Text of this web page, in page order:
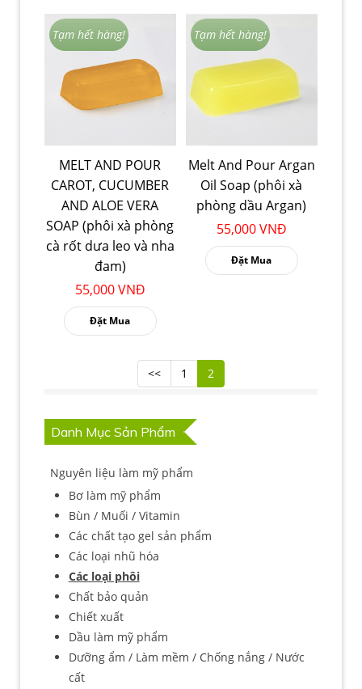
Tạm hết hàng!
MELT AND POUR
CAROT, CUCUMBER
AND ALOE VERA
SOAP (phôi xà phòng
cà rốt dưa leo và nha
đam)
55,000 VNĐ
Đặt Mua
Tạm hết hàng!
Melt And Pour Argan
Oil Soap (phôi xà
phòng dầu Argan)
55,000 VNĐ
Đặt Mua
<< 1 2
Danh Mục Sản Phẩm
Nguyên liệu làm mỹ phẩm
Bơ làm mỹ phẩm
Bùn / Muối / Vitamin
Các chất tạo gel sản phẩm
Các loại nhũ hóa
Các loại phôi
Chất bảo quản
Chiết xuất
Dầu làm mỹ phẩm
Dưỡng ẩm / Làm mềm / Chống nắng / Nước
cất